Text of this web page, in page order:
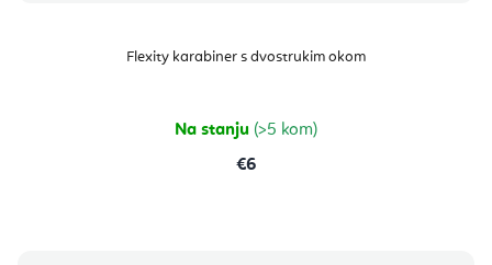
Flexity karabiner s dvostrukim okom
Na stanju (>5 kom)
€6